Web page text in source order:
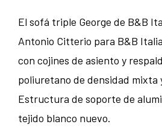
El sofá triple George de B&B
Antonio Citterio para B&B
con cojines de asiento y
poliuretano de densidad mixta
Estructura de soporte de
tejido blanco nuevo.